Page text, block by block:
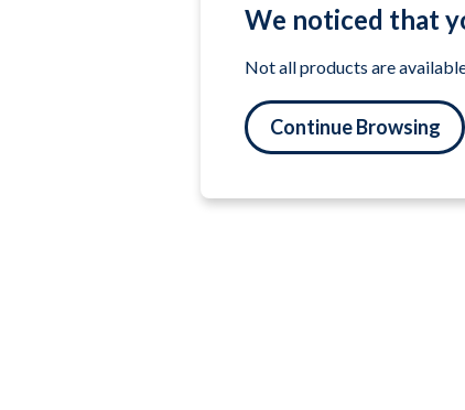
We noticed that
Not all products are
Continue Browsing